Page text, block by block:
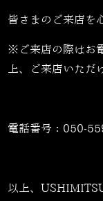
皆さまのご来店を
※ご来店の際はお
上、ご来店いただ
電話番号： 050-
以上、